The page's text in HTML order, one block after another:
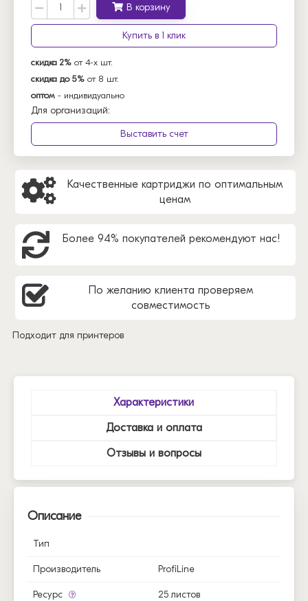
В корзину
Купить в 1 клик
скидка 2% от 4-х шт.
скидка до 5% от 8 шт.
оптом - индивидуально
Для организаций:
Выставить счет
Качественные картриджи по оптимальным
ценам
Более 94% покупателей рекомендуют нас!
По желанию клиента проверяем
совместимость
Подходит для принтеров
Характеристики
Доставка и оплата
Отзывы и вопросы
Описание
Тип
Производитель ProfiLine
Ресурс 25 листов